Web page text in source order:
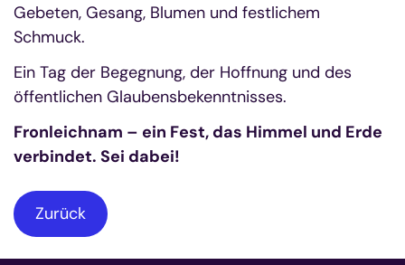
Gebeten, Gesang, Blumen und festlichem
Schmuck.
Ein Tag der Begegnung, der Hoffnung und des
öffentlichen Glaubensbekenntnisses.
Fronleichnam – ein Fest, das Himmel und Erde
verbindet. Sei dabei!
Zurück